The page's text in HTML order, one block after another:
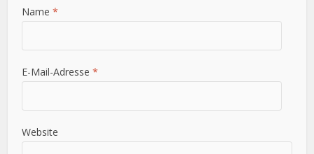
Name*
E-Mail-Adresse*
Website